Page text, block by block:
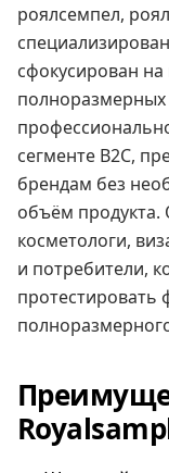
роялсемпел,
сфокусирован
сегменте B2C,
брендам без
объём
косметологи,
и потребители,
протестировать